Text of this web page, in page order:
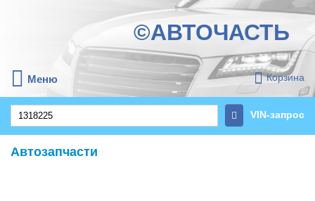
©АВТОЧАСТЬ
Меню Корзина
VIN-запрос
Автозапчасти